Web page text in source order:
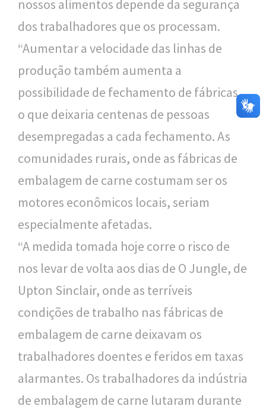
nossos alimentos depende da segurança
dos trabalhadores que os processam.
“Aumentar a velocidade das linhas de
produção também aumenta a
possibilidade de fechamento de fábricas,
o que deixaria centenas de pessoas
desempregadas a cada fechamento. As
comunidades rurais, onde as fábricas de
embalagem de carne costumam ser os
motores econômicos locais, seriam
especialmente afetadas.
“A medida tomada hoje corre o risco de
nos levar de volta aos dias de O Jungle, de
Upton Sinclair, onde as terríveis
condições de trabalho nas fábricas de
embalagem de carne deixavam os
trabalhadores doentes e feridos em taxas
alarmantes. Os trabalhadores da indústria
de embalagem de carne lutaram durante